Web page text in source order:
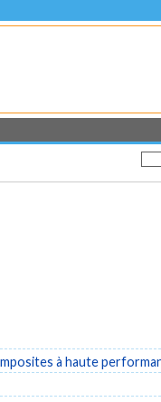
à haute